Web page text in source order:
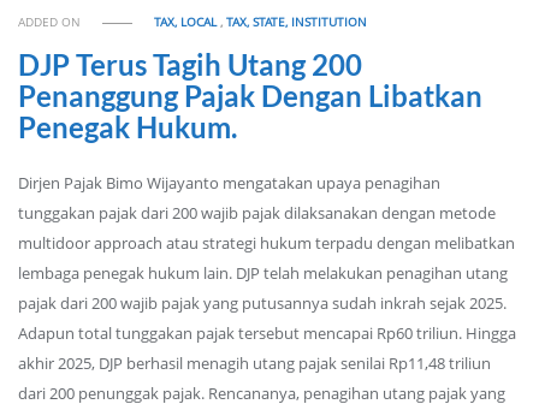
ADDED ON TAX, LOCAL,TAX, STATE, INSTITUTION
DJP Terus Tagih Utang 200
Penanggung Pajak Dengan Libatkan
Penegak Hukum.
Dirjen Pajak Bimo Wijayanto mengatakan upaya penagihan
tunggakan pajak dari 200 wajib pajak dilaksanakan dengan metode
multidoor approach atau strategi hukum terpadu dengan melibatkan
lembaga penegak hukum lain. DJP telah melakukan penagihan utang
pajak dari 200 wajib pajak yang putusannya sudah inkrah sejak 2025.
Adapun total tunggakan pajak tersebut mencapai Rp60 triliun. Hingga
akhir 2025, DJP berhasil menagih utang pajak senilai Rp11,48 triliun
dari 200 penunggak pajak. Rencananya, penagihan utang pajak yang